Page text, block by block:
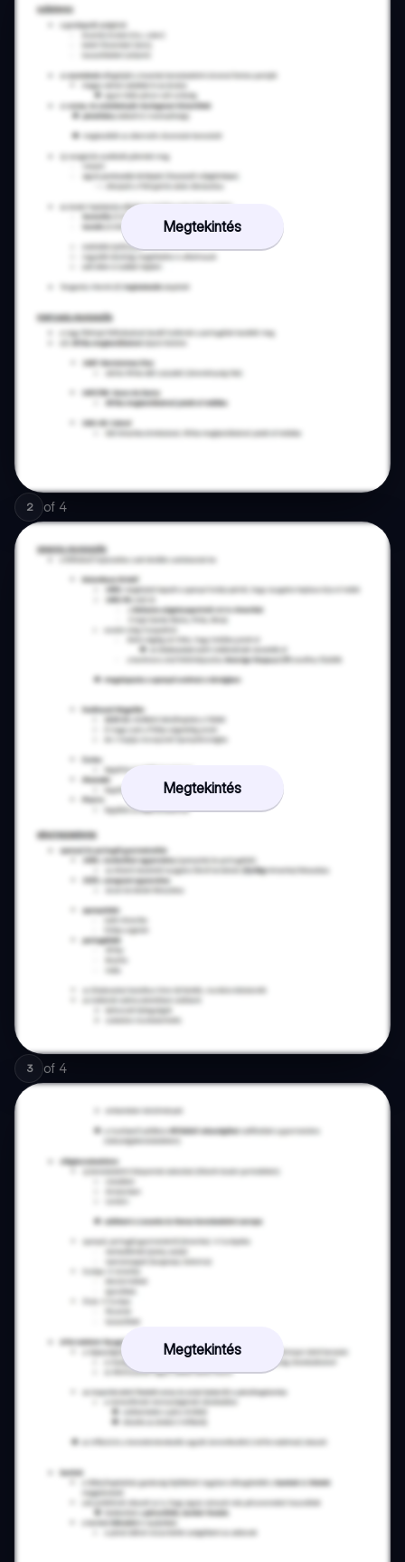
Megtekintés
2 of 4
Megtekintés
3 of 4
Megtekintés